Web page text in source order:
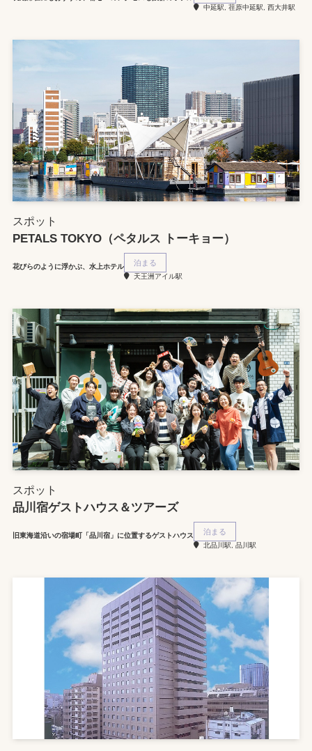
中延駅, 荏原中延駅, 西大井駅
スポット
PETALS TOKYO（ペタルス トーキョー）
花びらのように浮かぶ、水上ホテル 泊まる
天王洲アイル駅
スポット
品川宿ゲストハウス＆ツアーズ
旧東海道沿いの宿場町「品川宿」に位置するゲストハウス 泊まる
北品川駅, 品川駅